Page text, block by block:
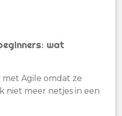
wat
Agile omdat ze
niet meer netjes in een